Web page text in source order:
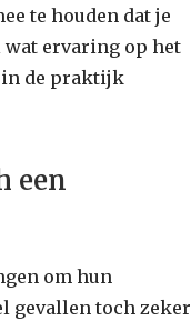
te houden dat je
wat ervaring op het
in de praktijk
een
om hun
gevallen toch zeker